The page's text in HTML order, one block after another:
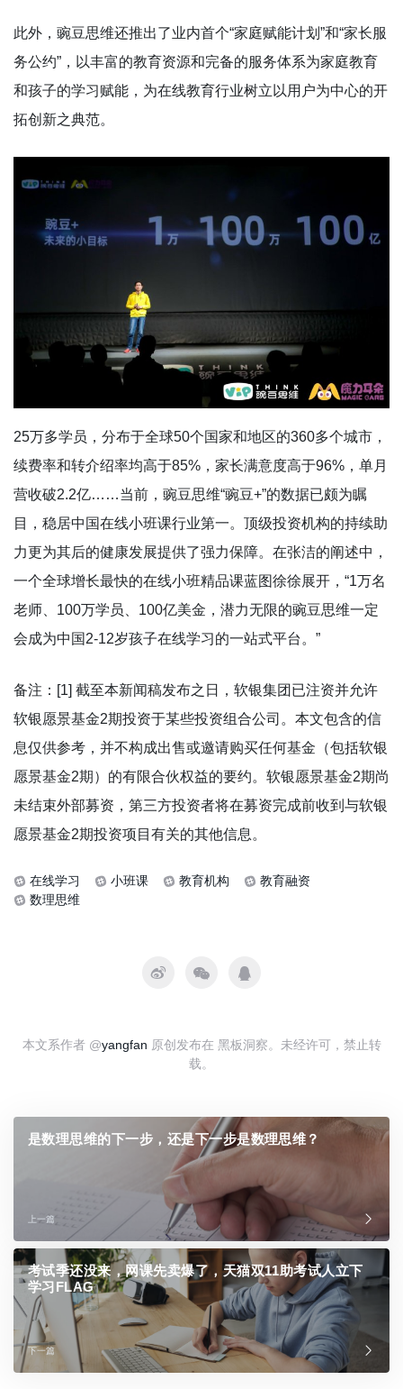
此外，豌豆思维还推出了业内首个“家庭赋能计划”和“家长服
务公约”，以丰富的教育资源和完备的服务体系为家庭教育
和孩子的学习赋能，为在线教育行业树立以用户为中心的开
拓创新之典范。
25万多学员，分布于全球50个国家和地区的360多个城市，
续费率和转介绍率均高于85%，家长满意度高于96%，单月
营收破2.2亿……当前，豌豆思维“豌豆+”的数据已颇为瞩
目，稳居中国在线小班课行业第一。顶级投资机构的持续助
力更为其后的健康发展提供了强力保障。在张洁的阐述中，
一个全球增长最快的在线小班精品课蓝图徐徐展开，“1万名
老师、100万学员、100亿美金，潜力无限的豌豆思维一定
会成为中国2-12岁孩子在线学习的一站式平台。”
备注：[1] 截至本新闻稿发布之日，软银集团已注资并允许
软银愿景基金2期投资于某些投资组合公司。本文包含的信
息仅供参考，并不构成出售或邀请购买任何基金（包括软银
愿景基金2期）的有限合伙权益的要约。软银愿景基金2期尚
未结束外部募资，第三方投资者将在募资完成前收到与软银
愿景基金2期投资项目有关的其他信息。
在线学习 小班课 教育机构
教育融资
数理思维
本文系作者 @yangfan 原创发布在 黑板洞察。未经许可，禁止转
载。
是数理思维的下一步，还是下一步是数理思维？
上一篇
考试季还没来，网课先卖爆了，天猫双11助考试人立下
学习FLAG
下一篇